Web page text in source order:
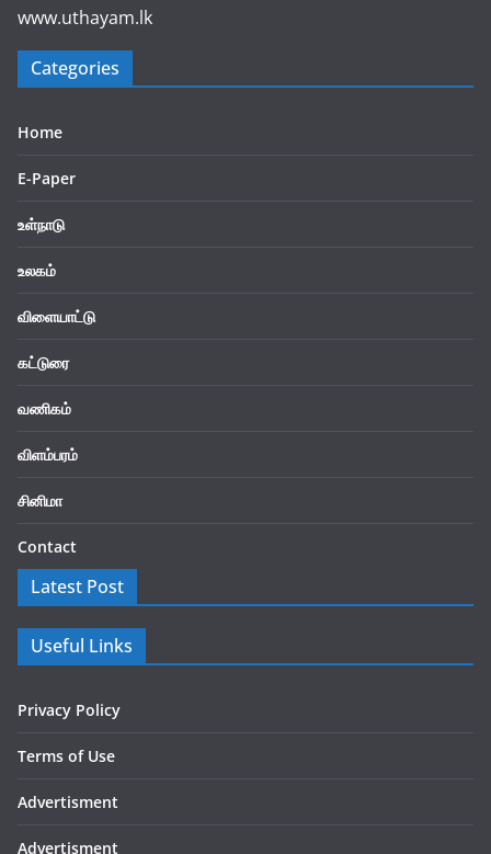
www.uthayam.lk
Categories
Home
E-Paper
உள்நாடு
உலகம்
விளையாட்டு
கட்டுரை
வணிகம்
விளம்பரம்
சினிமா
Contact
Latest Post
Useful Links
Privacy Policy
Terms of Use
Advertisment
Advertisment